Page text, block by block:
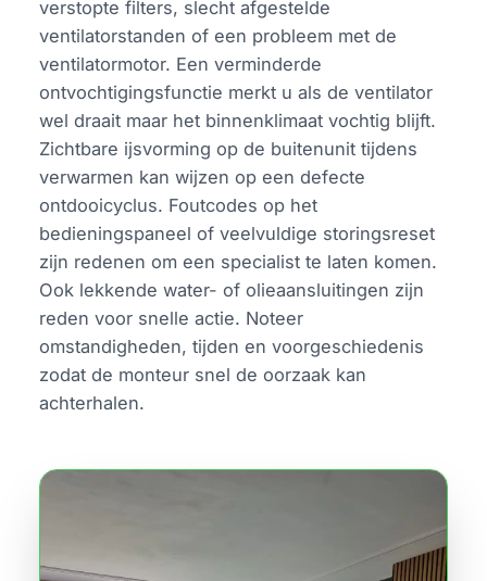
verstopte filters, slecht afgestelde
ventilatorstanden of een probleem met de
ventilatormotor. Een verminderde
ontvochtigingsfunctie merkt u als de ventilator
wel draait maar het binnenklimaat vochtig blijft.
Zichtbare ijsvorming op de buitenunit tijdens
verwarmen kan wijzen op een defecte
ontdooicyclus. Foutcodes op het
bedieningspaneel of veelvuldige storingsreset
zijn redenen om een specialist te laten komen.
Ook lekkende water- of olieaansluitingen zijn
reden voor snelle actie. Noteer
omstandigheden, tijden en voorgeschiedenis
zodat de monteur snel de oorzaak kan
achterhalen.